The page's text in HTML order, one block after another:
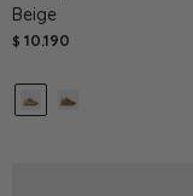
Beige
$ 10.190